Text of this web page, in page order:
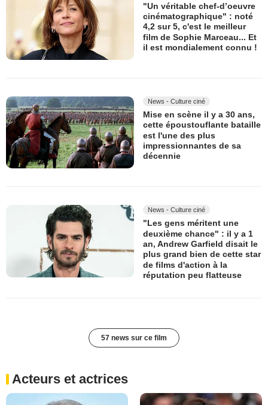
"Un véritable chef-d’oeuvre
cinématographique" : noté
4,2 sur 5, c'est le meilleur
film de Sophie Marceau... Et
il est mondialement connu !
News - Culture ciné
Mise en scène il y a 30 ans,
cette époustouflante bataille
est l'une des plus
impressionnantes de sa
décennie
News - Culture ciné
"Les gens méritent une
deuxième chance" : il y a 1
an, Andrew Garfield disait le
plus grand bien de cette star
de films d'action à la
réputation peu flatteuse
57 news sur ce film
Acteurs et actrices